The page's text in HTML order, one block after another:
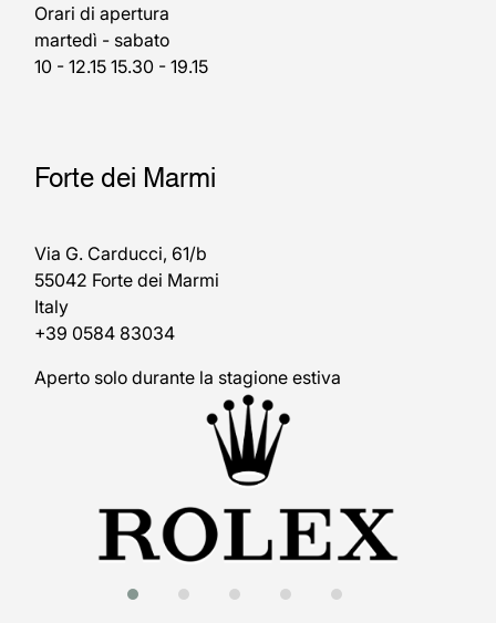
Orari di apertura
martedì - sabato
10 - 12.15 15.30 - 19.15
Forte dei Marmi
Via G. Carducci, 61/b
55042 Forte dei Marmi
Italy
+39 0584 83034
Aperto solo durante la stagione estiva